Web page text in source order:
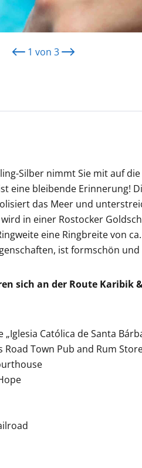
1 von 3
Silber nimmt Sie mit auf
eine bleibende Erinnerung!
das Meer und
in einer Rostocker
eine Ringbreite von
ist formschön
sich an der Route Karibik
Católica de Santa
Road Town Pub and Rum